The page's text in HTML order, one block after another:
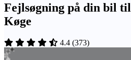
Fejlsøgning på din bil
Køge
4.4 (373)